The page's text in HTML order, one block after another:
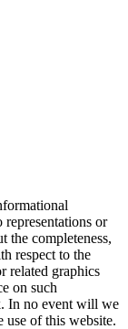
representations or
the completeness,
respect to the
related graphics
on such
In no event will we
use of this website.